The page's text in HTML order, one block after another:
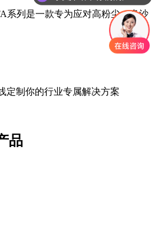
系列是一款专为应对高粉尘、多沙
制你的行业专属解决方案
品